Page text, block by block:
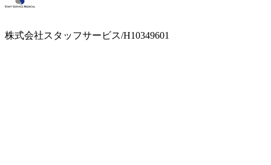
株式会社スタッフサービス/H10349601